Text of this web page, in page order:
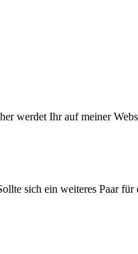
werdet Ihr auf meiner
sich ein weiteres Paar für